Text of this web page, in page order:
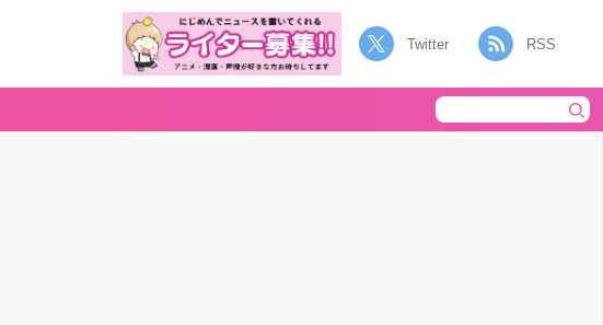
Twitter RSS